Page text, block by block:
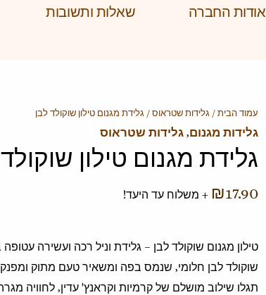
אודות החברה
שאלות ותשובות
עמוד הבית / גלידות שטראוס / גלידת מגנום טילון שוקולד לבן
גלידות מגנום,גלידות שטראוס
גלידת מגנום טילון
₪17.90 + משלוח עד היעד!
טילון מגנום שוקולד לבן – גלידת וניל רכה ועשירה
שוקולד לבן חלומי, שנמס בפה ומשאיר טעם מתוק
תגלו שילוב מושלם של קרמיות וקראנץ' עדין, לחוויה